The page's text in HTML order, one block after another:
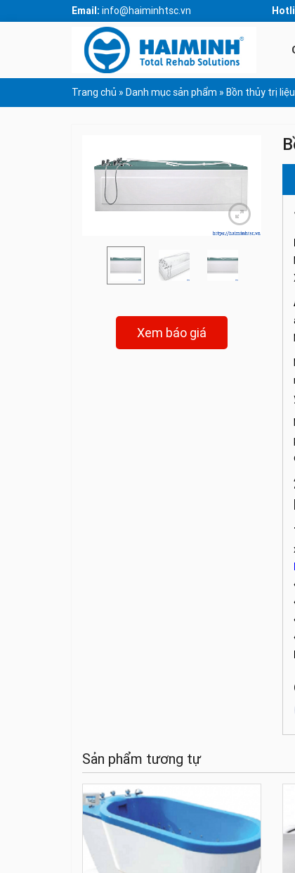
Email: info@haiminhtsc.vn
Trang chủ » Danh mục sản phẩm » Bồn thủy trị
Xem báo giá
Sản phẩm tương tự